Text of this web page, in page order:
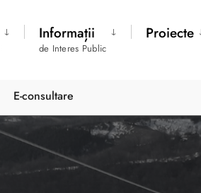
Informații
de Interes Public
Proiecte
E-consultare